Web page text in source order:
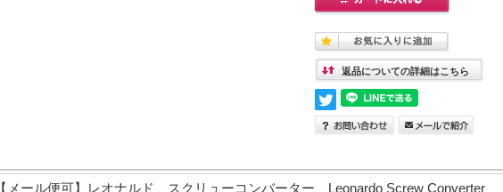
返品についての詳細はこちら
【メール便可】レオナルド スクリューコンバーター Leonardo Screw Converter